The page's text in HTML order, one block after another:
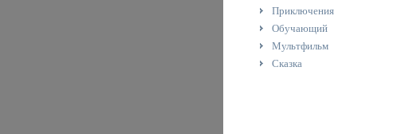
Приключения
Обучающий
Мультфильм
Сказка